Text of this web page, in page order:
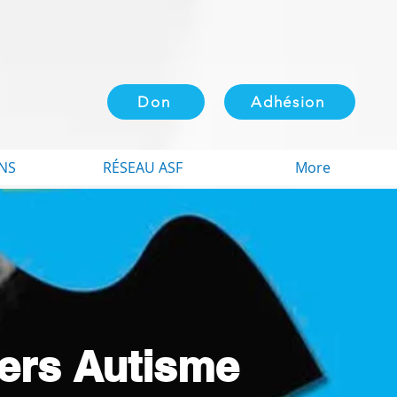
Don
RÉSEAU ASF More
Autisme
Adhésion